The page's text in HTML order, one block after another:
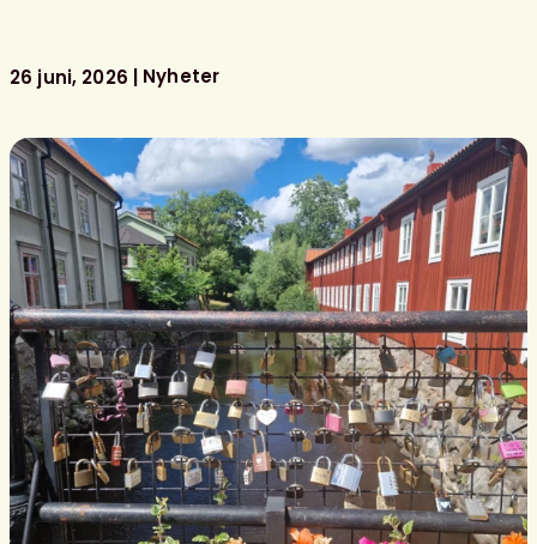
Almedalen
26 juni, 2026 Nyheter